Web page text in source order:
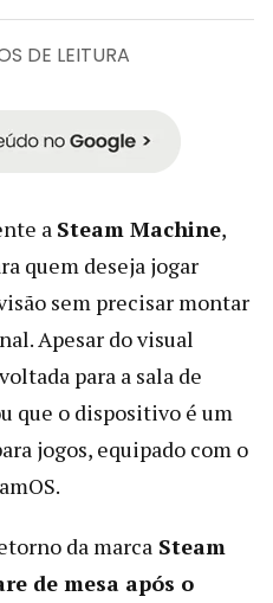
DE LEITURA
a Steam Machine,
quem deseja jogar
sem precisar montar
Apesar do visual
para a sala de
que o dispositivo é um
jogos, equipado com o
da marca Steam
de mesa após o